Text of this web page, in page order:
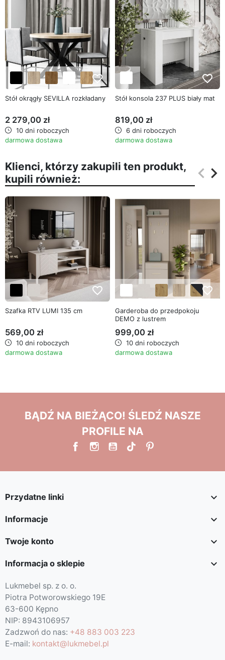
favorite_border
Stół okrągły SEVILLA rozkładany
2 279,00 zł
10 dni roboczych
darmowa dostawa
favorite_border
Stół konsola 237 PLUS biały mat
819,00 zł
6 dni roboczych
darmowa dostawa
Klienci, którzy zakupili ten produkt,
kupili również:
keyboard_arrow_left
keyboard_arrow_right
favorite_border
Szafka RTV LUMI 135 cm
569,00 zł
10 dni roboczych
darmowa dostawa
favorite_border
Garderoba do przedpokoju
DEMO z lustrem
999,00 zł
10 dni roboczych
darmowa dostawa
BĄDŹ NA BIEŻĄCO! ŚLEDŹ NASZE
PROFILE NA
Przydatne linki 
Informacje 
Twoje konto 
Informacja o sklepie 
Lukmebel sp. z o. o.
Piotra Potworowskiego 19E
63-600 Kępno
NIP: 8943106957
Zadzwoń do nas: +48 883 003 223
E-mail: kontakt@lukmebel.pl